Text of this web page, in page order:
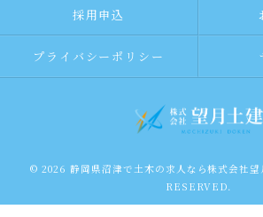
採用申込
プライバシーポリシー
© 2026 静岡県沼津で土木の求人なら株式会社
RESERVED.